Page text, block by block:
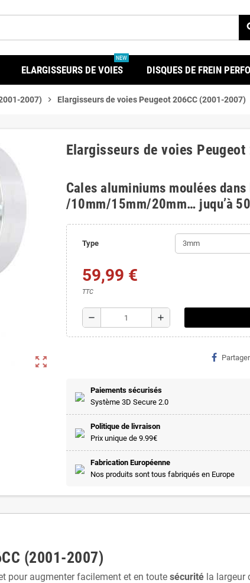
ELARGISSEURS DE VOIES
NEW
DISQUES DE FREIN
2007) chevron_right Elargisseurs de voies Peugeot 206CC (2001-2007)
zoom_out_map
Elargisseurs de voies
Cales aluminiums moulées
/10mm/15mm/20mm… juqu’à
Type
59,99 €
TTC
remove add
Partager
Paiements sécurisés
Système 3D Secure 2.0
Politique de livraison
Prix unique de 9.99€
Fabrication Européenne
Nos produits sont tous fabriqués en Europe
(2001-2007)
pour augmenter facilement et en toute sécurité la largeur